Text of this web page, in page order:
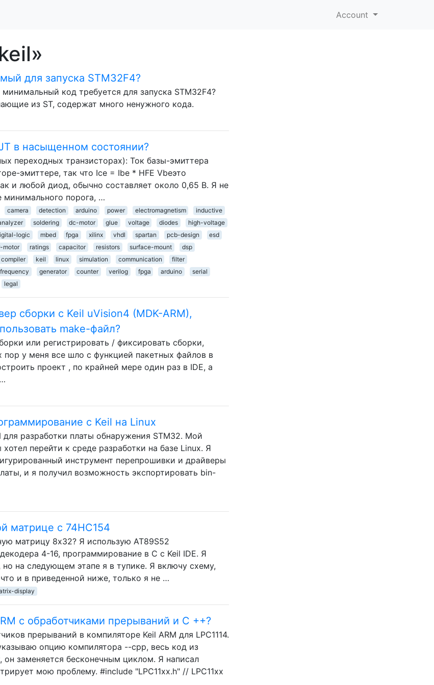
Account
для запуска STM32F4?
код требуется для запуска STM32F4?
из ST, содержат много ненужного кода.
в насыщенном состоянии?
переходных транзисторах): Ток базы-эмиттера
эмиттере, так что Ice = Ibe * HFE Vbeэто
и любой диод, обычно составляет около 0,65 В. Я не
порога, …
camera detection arduino power electromagnetism
inductive
soldering dc-motor glue voltage diodes
high-voltage
logic mbed fpga xilinx vhdl spartan pcb-design
esd
motor ratings capacitor resistors surface-mount
dsp
compiler keil linux simulation communication
filter
frequency generator counter verilog fpga arduino
serial
legal
сборки с Keil uVision4 (MDK-ARM),
make-файл?
или регистрировать / фиксировать сборки,
пор у меня все шло с функцией пакетных файлов в
проект , по крайней мере один раз в IDE, а
с Keil на Linux
разработки платы обнаружения STM32. Мой
перейти к среде разработки на базе Linux. Я
инструмент перепрошивки и драйверы
и я получил возможность экспортировать bin-
матрице с 74HC154
матрицу 8x32? Я использую AT89S52
4-16, программирование в C с Keil IDE. Я
но на следующем этапе я в тупике. Я включу схему,
и в приведенной ниже, только я не …
display
с обработчиками прерываний и C ++?
прерываний в компиляторе Keil ARM для LPC1114.
опцию компилятора --cpp, весь код из
он заменяется бесконечным циклом. Я написал
мою проблему. #include "LPC11xx.h" // LPC11xx